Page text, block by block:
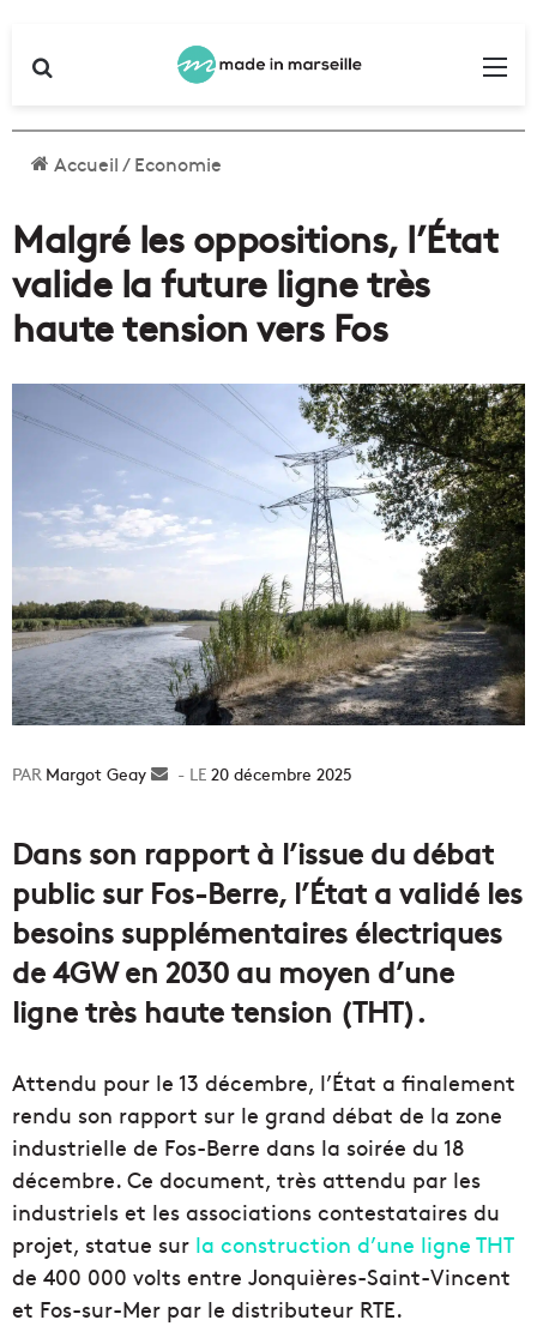
Accueil/Economie
Malgré les oppositions, l’État
valide la future ligne très
haute tension vers Fos
Margot Geay
Envoyer20 décembre 2025
Dans son rapport à l’issue du débat
public sur Fos-Berre, l’État a validé les
besoins supplémentaires électriques
de 4GW en 2030 au moyen d’une
ligne très haute tension (THT).
Attendu pour le 13 décembre, l’État a finalement
rendu son rapport sur le grand débat de la zone
industrielle de Fos-Berre dans la soirée du 18
décembre. Ce document, très attendu par les
industriels et les associations contestataires du
projet, statue sur la construction d’une ligne THT
de 400 000 volts entre Jonquières-Saint-Vincent
et Fos-sur-Mer par le distributeur RTE.